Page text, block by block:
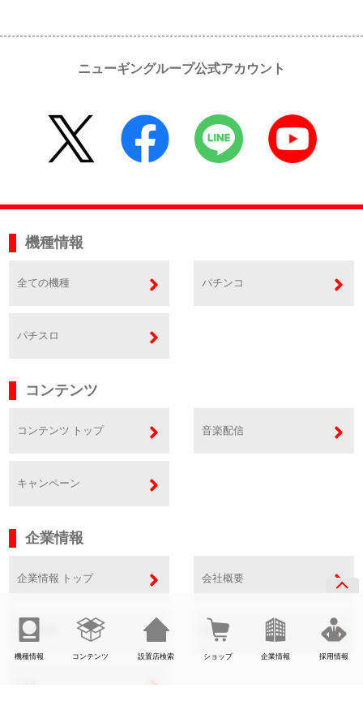
機種情報 コンテンツ 設置店検索 ショップ 企業情報 採用情報
ニューギングループ公式アカウント
機種情報
全ての機種 パチンコ
パチスロ
コンテンツ
コンテンツ トップ 音楽配信
キャンペーン
企業情報
企業情報 トップ 会社概要
事業内容 SDGs